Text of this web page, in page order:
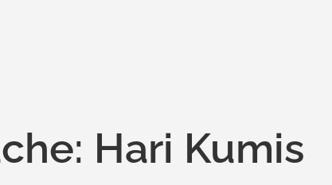
Hari Kumis